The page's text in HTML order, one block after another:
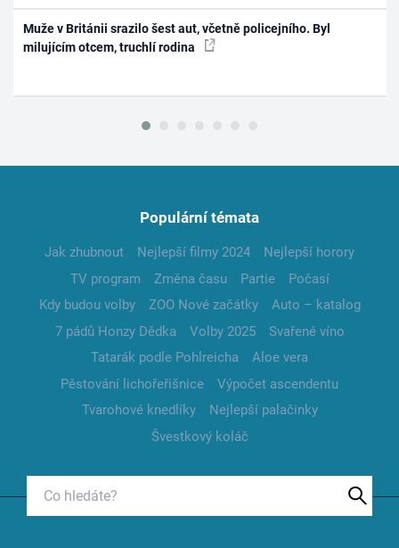
Muže v Británii srazilo šest aut, včetně policejního. Byl
milujícím otcem, truchlí rodina
Populární témata
Jak zhubnout Nejlepší filmy 2024
Nejlepší horory
TV program
Změna času Partie
Počasí
Kdy budou volby
ZOO Nové začátky
Auto – katalog
7 pádů Honzy Dědka
Volby 2025
Svařené víno
Tatarák podle Pohlreicha
Aloe vera
Pěstování lichořeřišnice
Výpočet ascendentu
Tvarohové knedlíky
Nejlepší palačinky
Švestkový koláč